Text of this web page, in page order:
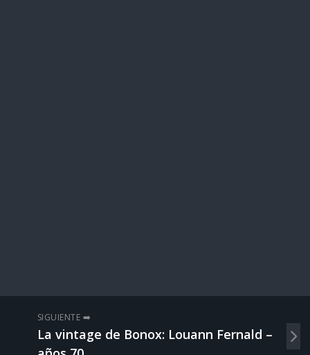
SIGUIENTE ➡️
La vintage de Bonox: Louann Fernald –